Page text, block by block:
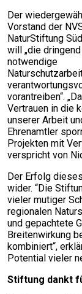
Der
Vorstand der
NaturStiftung
will „die dringend
notwendige
vorantreiben“.
Vertrauen in die
unserer Arbeit
Ehrenamtler
Projekten mit
verspricht von
Der Erfolg
wider. “Die
vieler mutiger
regionalen
und gepachtete
Breitenwirkung
kombiniert“,
Potential vieler
Stiftung dankt